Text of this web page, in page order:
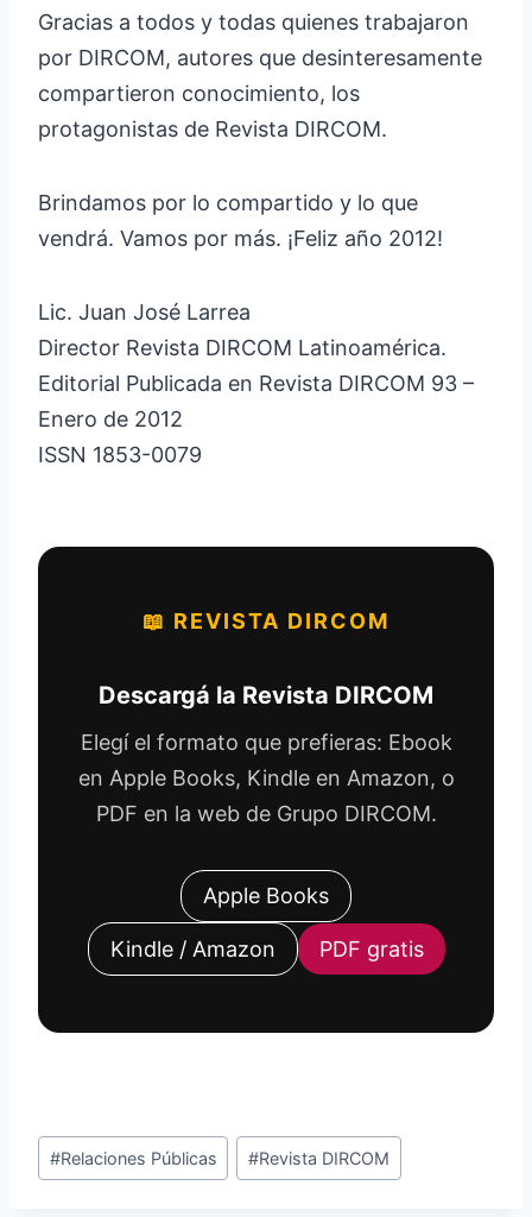
Gracias a todos y todas quienes trabajaron
por DIRCOM, autores que desinteresamente
compartieron conocimiento, los
protagonistas de Revista DIRCOM.
Brindamos por lo compartido y lo que
vendrá. Vamos por más. ¡Feliz año 2012!
Lic. Juan José Larrea
Director Revista DIRCOM Latinoamérica.
Editorial Publicada en Revista DIRCOM 93 –
Enero de 2012
ISSN 1853-0079
📖 REVISTA DIRCOM
Descargá la Revista DIRCOM
Elegí el formato que prefieras: Ebook
en Apple Books, Kindle en Amazon, o
PDF en la web de Grupo DIRCOM.
Apple Books
Kindle / Amazon PDF gratis
Etiquetas
de
#Relaciones Públicas #Revista DIRCOM